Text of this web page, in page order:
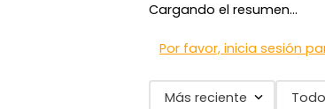
Cargando el resumen…
Por favor, inicia sesión
Más reciente